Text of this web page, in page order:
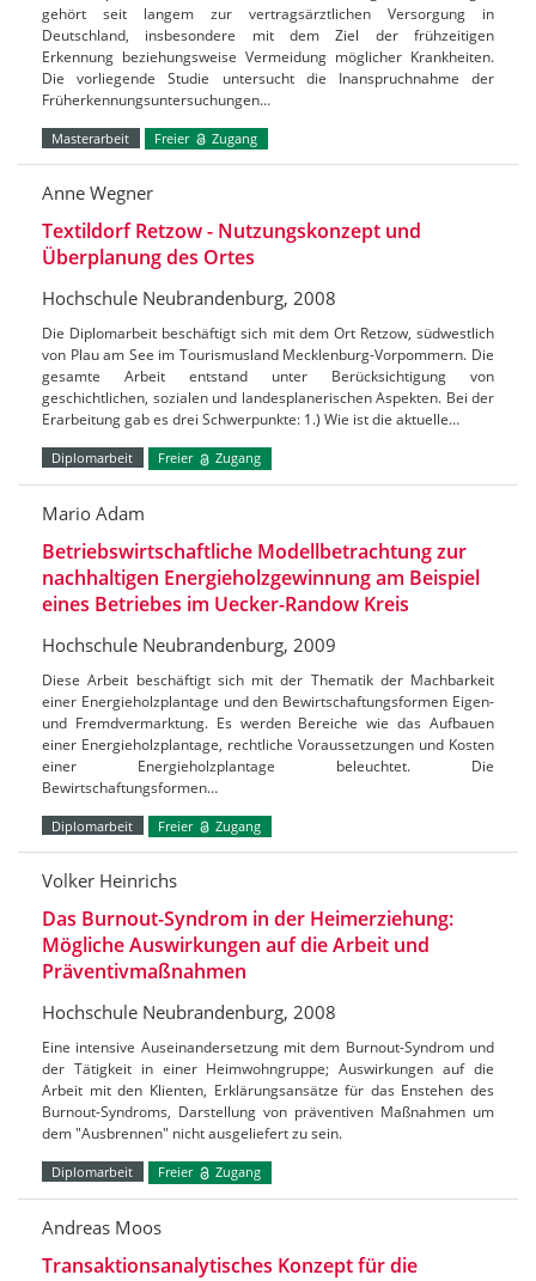
gehört seit langem zur vertragsärztlichen Versorgung in
Deutschland, insbesondere mit dem Ziel der frühzeitigen
Erkennung beziehungsweise Vermeidung möglicher Krankheiten.
Die vorliegende Studie untersucht die Inanspruchnahme der
Früherkennungsuntersuchungen…
Masterarbeit Freier Zugang
Anne Wegner
Textildorf Retzow - Nutzungskonzept und
Überplanung des Ortes
Hochschule Neubrandenburg, 2008
Die Diplomarbeit beschäftigt sich mit dem Ort Retzow, südwestlich
von Plau am See im Tourismusland Mecklenburg-Vorpommern. Die
gesamte Arbeit entstand unter Berücksichtigung von
geschichtlichen, sozialen und landesplanerischen Aspekten. Bei der
Erarbeitung gab es drei Schwerpunkte: 1.) Wie ist die aktuelle…
Diplomarbeit Freier Zugang
Mario Adam
Betriebswirtschaftliche Modellbetrachtung zur
nachhaltigen Energieholzgewinnung am Beispiel
eines Betriebes im Uecker-Randow Kreis
Hochschule Neubrandenburg, 2009
Diese Arbeit beschäftigt sich mit der Thematik der Machbarkeit
einer Energieholzplantage und den Bewirtschaftungsformen Eigen-
und Fremdvermarktung. Es werden Bereiche wie das Aufbauen
einer Energieholzplantage, rechtliche Voraussetzungen und Kosten
einer Energieholzplantage beleuchtet. Die
Bewirtschaftungsformen…
Diplomarbeit Freier Zugang
Volker Heinrichs
Das Burnout-Syndrom in der Heimerziehung:
Mögliche Auswirkungen auf die Arbeit und
Präventivmaßnahmen
Hochschule Neubrandenburg, 2008
Eine intensive Auseinandersetzung mit dem Burnout-Syndrom und
der Tätigkeit in einer Heimwohngruppe; Auswirkungen auf die
Arbeit mit den Klienten, Erklärungsansätze für das Enstehen des
Burnout-Syndroms, Darstellung von präventiven Maßnahmen um
dem "Ausbrennen" nicht ausgeliefert zu sein.
Diplomarbeit Freier Zugang
Andreas Moos
Transaktionsanalytisches Konzept für die